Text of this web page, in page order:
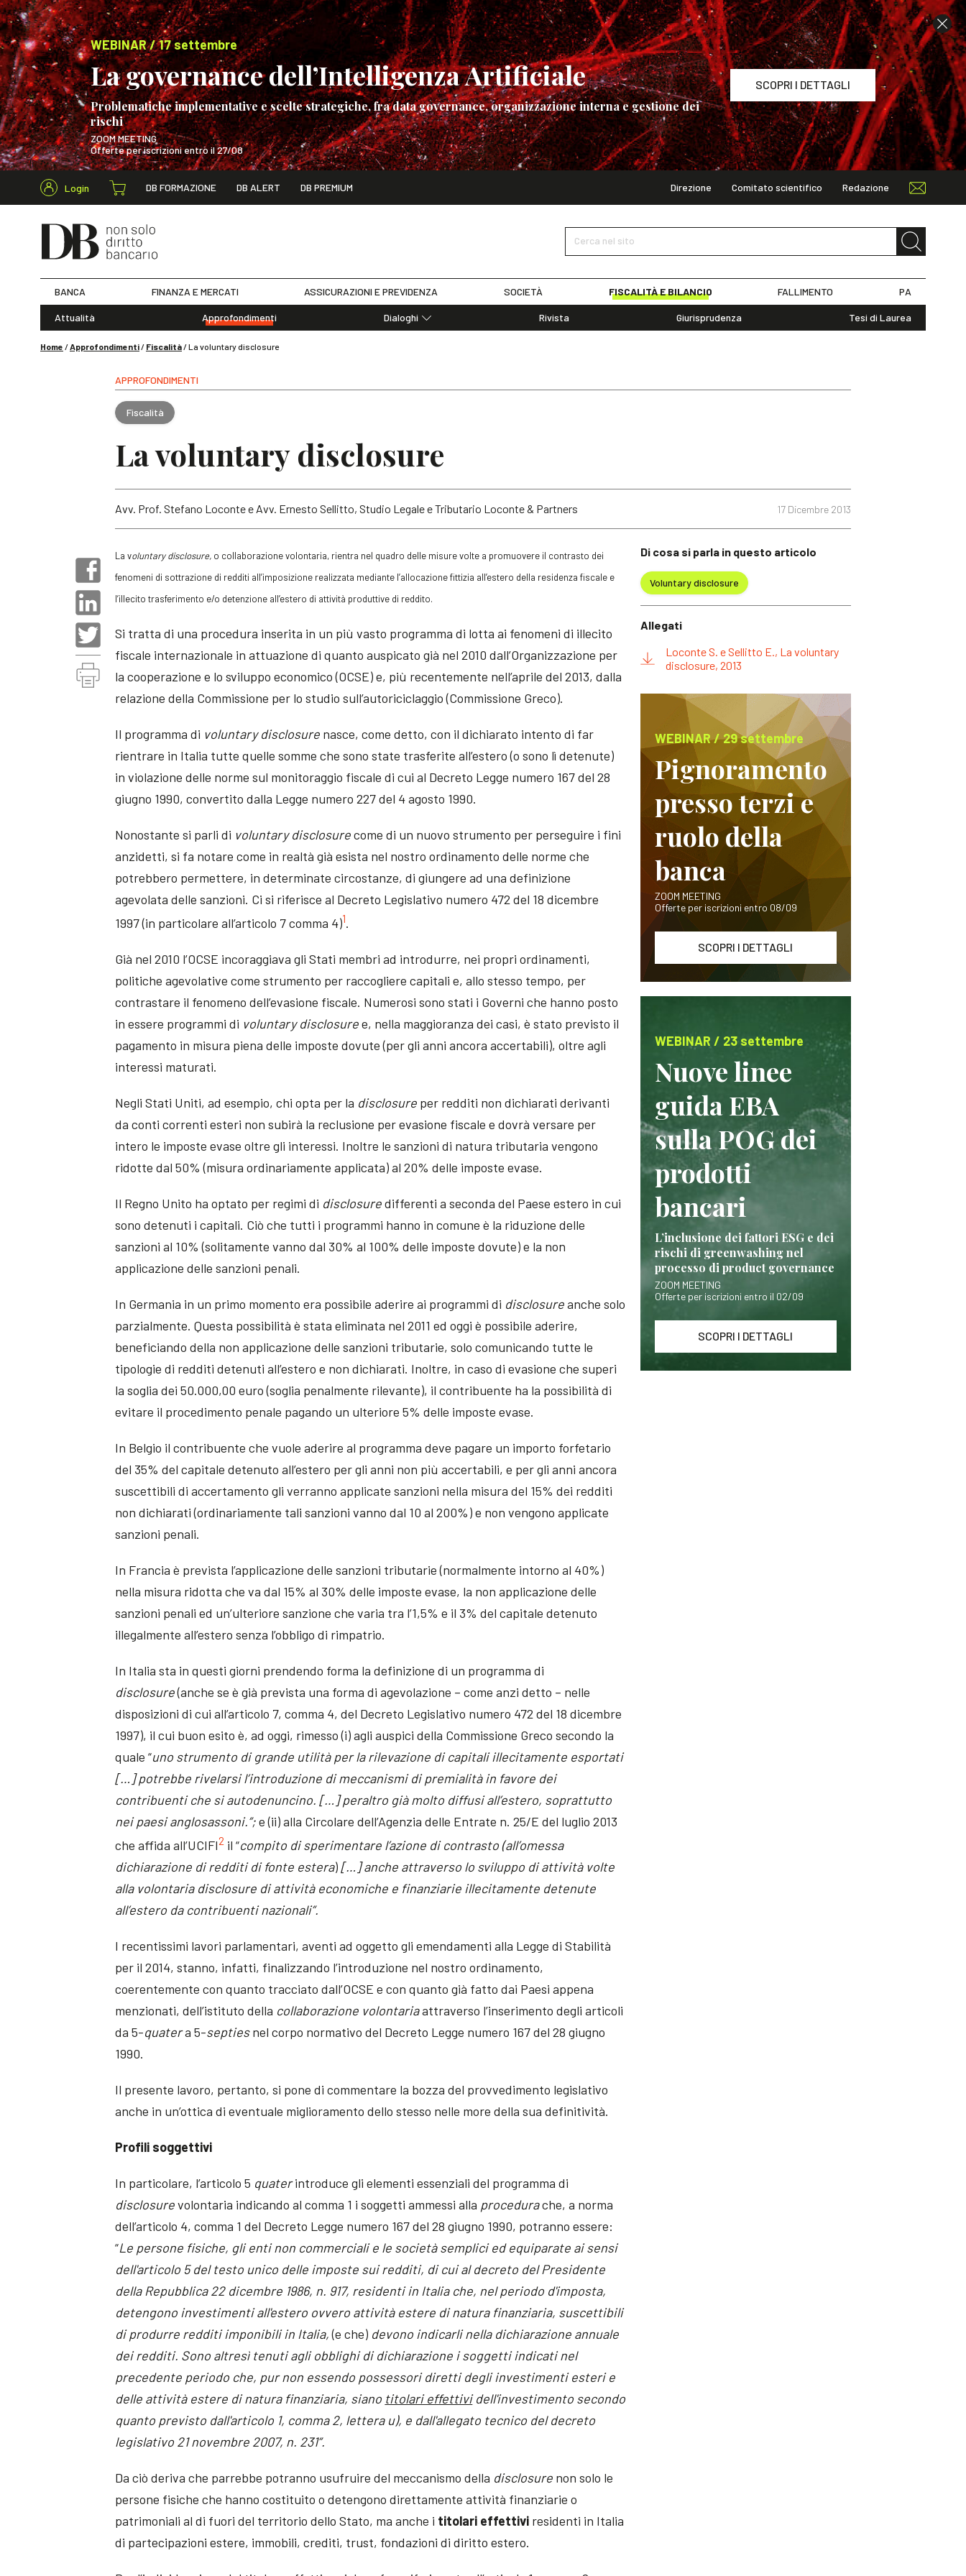
WEBINAR / 17 settembre
La governance dell’Intelligenza Artificiale
Problematiche implementative e scelte strategiche, fra data governance, organizzazione interna e gestione dei
rischi
ZOOM MEETING
Offerte per iscrizioni entro il 27/08
SCOPRI I DETTAGLI
WEBINAR / 17 settembre
Login DB FORMAZIONE DB ALERT DB PREMIUM Direzione Comitato scientifico Redazione
Cerca nel sito
Cerca nel sito
BANCA FINANZA E MERCATI ASSICURAZIONI E PREVIDENZA SOCIETÀ FISCALITÀ E BILANCIO FALLIMENTO PA
Attualità Approfondimenti
Dialoghi
Rivista Giurisprudenza Tesi di Laurea
Home /Approfondimenti/ Fiscalità/La voluntary disclosure
APPROFONDIMENTI
Fiscalità
La voluntary disclosure
17 Dicembre 2013
Avv. Prof. Stefano Loconte e Avv. Ernesto Sellitto, Studio Legale e Tributario Loconte & Partners
La voluntarydisclosure, o collaborazione volontaria, rientra nel quadro delle misure volte a promuovere il contrasto dei
fenomeni di sottrazione di redditi all’imposizione realizzata mediante l’allocazione fittizia all’estero della residenza fiscale e
l’illecito trasferimento e/o detenzione all’estero di attività produttive di reddito.
Si tratta di una procedura inserita in un più vasto programma di lotta ai fenomeni di illecito
fiscale internazionale in attuazione di quanto auspicato già nel 2010 dall’Organizzazione per
la cooperazione e lo sviluppo economico (OCSE) e, più recentemente nell’aprile del 2013, dalla
relazione della Commissione per lo studio sull’autoriciclaggio (Commissione Greco).
Il programma di voluntarydisclosure nasce, come detto, con il dichiarato intento di far
rientrare in Italia tutte quelle somme che sono state trasferite all’estero (o sono lì detenute)
in violazione delle norme sul monitoraggio fiscale di cui al Decreto Legge numero 167 del 28
giugno 1990, convertito dalla Legge numero 227 del 4 agosto 1990.
Nonostante si parli di voluntarydisclosurecome di un nuovo strumento per perseguire i fini
anzidetti, si fa notare come in realtà già esista nel nostro ordinamento delle norme che
potrebbero permettere, in determinate circostanze, di giungere ad una definizione
agevolata delle sanzioni. Ci si riferisce al Decreto Legislativo numero 472 del 18 dicembre
1997 (in particolare all’articolo 7 comma 4)1.
Già nel 2010 l’OCSE incoraggiava gli Stati membri ad introdurre, nei propri ordinamenti,
politiche agevolative come strumento per raccogliere capitali e, allo stesso tempo, per
contrastare il fenomeno dell’evasione fiscale. Numerosi sono stati i Governi che hanno posto
in essere programmi di voluntarydisclosuree, nella maggioranza dei casi, è stato previsto il
pagamento in misura piena delle imposte dovute (per gli anni ancora accertabili), oltre agli
interessi maturati.
Negli Stati Uniti, ad esempio, chi opta per la disclosure per redditi non dichiarati derivanti
da conti correnti esteri non subirà la reclusione per evasione fiscale e dovrà versare per
intero le imposte evase oltre gli interessi. Inoltre le sanzioni di natura tributaria vengono
ridotte dal 50% (misura ordinariamente applicata) al 20% delle imposte evase.
Il Regno Unito ha optato per regimi di disclosuredifferenti a seconda del Paese estero in cui
sono detenuti i capitali. Ciò che tutti i programmi hanno in comune è la riduzione delle
sanzioni al 10% (solitamente vanno dal 30% al 100% delle imposte dovute) e la non
applicazione delle sanzioni penali.
In Germania in un primo momento era possibile aderire ai programmi di disclosureanche solo
parzialmente. Questa possibilità è stata eliminata nel 2011 ed oggi è possibile aderire,
beneficiando della non applicazione delle sanzioni tributarie, solo comunicando tutte le
tipologie di redditi detenuti all’estero e non dichiarati. Inoltre, in caso di evasione che superi
la soglia dei 50.000,00 euro (soglia penalmente rilevante), il contribuente ha la possibilità di
evitare il procedimento penale pagando un ulteriore 5% delle imposte evase.
In Belgio il contribuente che vuole aderire al programma deve pagare un importo forfetario
del 35% del capitale detenuto all’estero per gli anni non più accertabili, e per gli anni ancora
suscettibili di accertamento gli verranno applicate sanzioni nella misura del 15% dei redditi
non dichiarati (ordinariamente tali sanzioni vanno dal 10 al 200%) e non vengono applicate
sanzioni penali.
In Francia è prevista l’applicazione delle sanzioni tributarie (normalmente intorno al 40%)
nella misura ridotta che va dal 15% al 30% delle imposte evase, la non applicazione delle
sanzioni penali ed un’ulteriore sanzione che varia tra l’1,5% e il 3% del capitale detenuto
illegalmente all’estero senza l’obbligo di rimpatrio.
In Italia sta in questi giorni prendendo forma la definizione di un programma di
disclosure(anche se è già prevista una forma di agevolazione – come anzi detto – nelle
disposizioni di cui all’articolo 7, comma 4, del Decreto Legislativo numero 472 del 18 dicembre
1997), il cui buon esito è, ad oggi, rimesso (i) agli auspici della Commissione Greco secondo la
quale “uno strumento di grande utilità per la rilevazione di capitali illecitamente esportati
[…] potrebbe rivelarsi l’introduzione di meccanismi dipremialitàin favore dei
contribuenti che si autodenuncino. […] peraltro già molto diffusi all’estero, soprattutto
nei paesi anglosassoni.”;e (ii) alla Circolare dell’Agenzia delle Entrate n. 25/E del luglio 2013
che affida all’UCIFI2 il “compito di sperimentare l’azione di contrasto (all’omessa
dichiarazione di redditi di fonte estera) […] anche attraverso lo sviluppo di attività volte
alla volontaria disclosure di attività economiche e finanziarie illecitamente detenute
all’estero da contribuenti nazionali”.
I recentissimi lavori parlamentari, aventi ad oggetto gli emendamenti alla Legge di Stabilità
per il 2014, stanno, infatti, finalizzando l’introduzione nel nostro ordinamento,
coerentemente con quanto tracciato dall’OCSE e con quanto già fatto dai Paesi appena
menzionati, dell’istituto della collaborazione volontariaattraverso l’inserimento degli articoli
da 5-quatera 5-septiesnel corpo normativo del Decreto Legge numero 167 del 28 giugno
1990.
Il presente lavoro, pertanto, si pone di commentare la bozza del provvedimento legislativo
anche in un’ottica di eventuale miglioramento dello stesso nelle more della sua definitività.
Profili soggettivi
In particolare, l’articolo 5 quaterintroduce gli elementi essenziali del programma di
disclosurevolontaria indicando al comma 1 i soggetti ammessi alla procedurache, a norma
dell’articolo 4, comma 1 del Decreto Legge numero 167 del 28 giugno 1990, potranno essere:
“Le persone fisiche, gli enti non commerciali e le società semplici ed equiparate ai sensi
dell'articolo 5 del testo unico delle imposte sui redditi, di cui al decreto del Presidente
della Repubblica 22 dicembre 1986, n. 917, residenti in Italia che, nel periodo d'imposta,
detengono investimenti all'estero ovvero attività estere di natura finanziaria, suscettibili
di produrre redditi imponibili in Italia,(e che) devono indicarli nella dichiarazione annuale
dei redditi. Sono altresì tenuti agli obblighi di dichiarazione i soggetti indicati nel
precedente periodo che, pur non essendo possessori diretti degli investimenti esteri e
delle attività estere di natura finanziaria, siano titolari effettividell'investimento secondo
quanto previsto dall'articolo 1, comma 2, lettera u), e dall'allegato tecnico del decreto
legislativo 21 novembre 2007, n. 231”.
Da ciò deriva che parrebbe potranno usufruire del meccanismo della disclosure non solo le
persone fisiche che hanno costituito o detengono direttamente attività finanziarie o
patrimoniali al di fuori del territorio dello Stato, ma anche i titolari effettivi residenti in Italia
di partecipazioni estere, immobili, crediti, trust, fondazioni di diritto estero.
Di cosa si parla in questo articolo
Voluntary disclosure
Allegati
Loconte S. e Sellitto E., La voluntary
disclosure, 2013
WEBINAR / 29 settembre
Pignoramento
presso terzi e
ruolo della
banca
ZOOM MEETING
Offerte per iscrizioni entro 08/09
SCOPRI I DETTAGLI
WEBINAR / 23 settembre
Nuove linee
guida EBA
sulla POG dei
prodotti
bancari
L’inclusione dei fattori ESG e dei
rischi di greenwashing nel
processo di product governance
ZOOM MEETING
Offerte per iscrizioni entro il 02/09
SCOPRI I DETTAGLI